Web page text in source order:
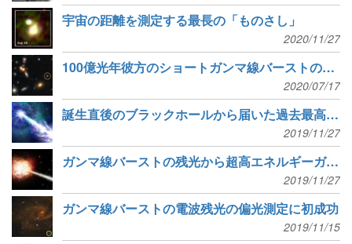
宇宙の距離を測定する最長の「ものさし」
2020/11/27
100億光年彼方のショートガンマ線バーストの残光
2020/07/17
誕生直後のブラックホールから届いた過去最高エネルギーのガンマ線放射
2019/11/27
ガンマ線バーストの残光から超高エネルギーガンマ線を検出
2019/11/27
ガンマ線バーストの電波残光の偏光測定に初成功
2019/11/15